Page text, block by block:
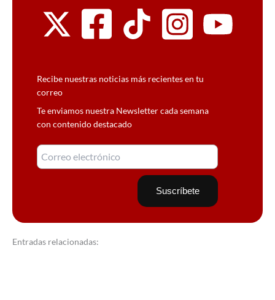
Recibe nuestras noticias más recientes en tu
correo
Te enviamos nuestra Newsletter cada semana
con contenido destacado
Entradas relacionadas: